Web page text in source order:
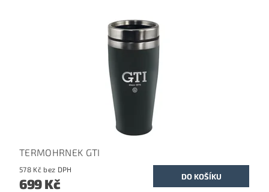
TERMOHRNEK GTI
578 Kč bez DPH
699 Kč